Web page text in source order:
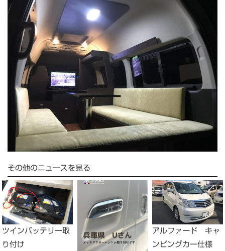
その他のニュースを見る
ツインバッテリー取
り付け
アルファード キャ
ンピングカー仕様